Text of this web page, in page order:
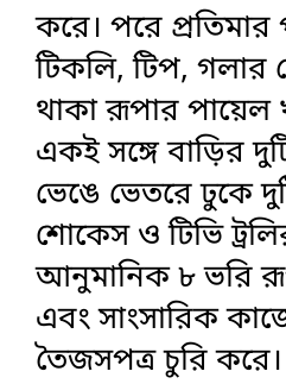
করে। পরে প্রতিমার
টিকলি, টিপ, গলার
থাকা রূপার পায়েল
একই সঙ্গে বাড়ির
ভেঙে ভেতরে ঢুকে
শোকেস ও টিভি
আনুমানিক ৮ ভরি
এবং সাংসারিক
তৈজসপত্র চুরি করে।